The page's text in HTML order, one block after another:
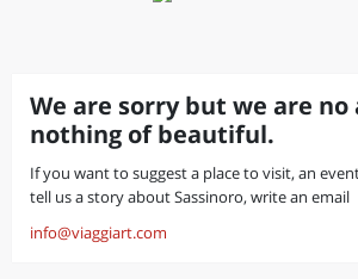
We are sorry but we are
nothing of beautiful.
If you want to suggest a place to visit, an
tell us a story about Sassinoro, write an email
info@viaggiart.com